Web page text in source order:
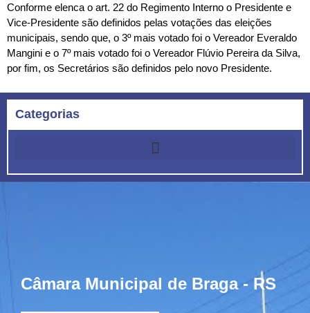
Conforme elenca o art. 22 do Regimento Interno o Presidente e
Vice-Presidente são definidos pelas votações das eleições
municipais, sendo que, o 3º mais votado foi o Vereador Everaldo
Mangini e o 7º mais votado foi o Vereador Flúvio Pereira da Silva,
por fim, os Secretários são definidos pelo novo Presidente.
Categorias
Câmara Municipal de Braga - RS